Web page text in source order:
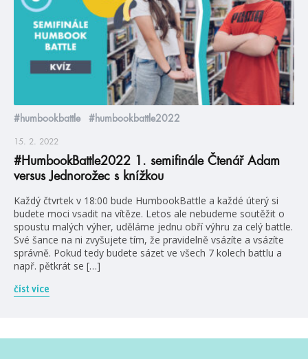
#humbookbattle #humbookbattle2022
15. 2. 2022
#HumbookBattle2022 1. semifinále Čtenář Adam
versus Jednorožec s knížkou
Každý čtvrtek v 18:00 bude HumbookBattle a každé úterý si
budete moci vsadit na vítěze. Letos ale nebudeme soutěžit o
spoustu malých výher, uděláme jednu obří výhru za celý battle.
Své šance na ni zvyšujete tím, že pravidelně vsázíte a vsázíte
správně. Pokud tedy budete sázet ve všech 7 kolech battlu a
např. pětkrát se […]
číst více